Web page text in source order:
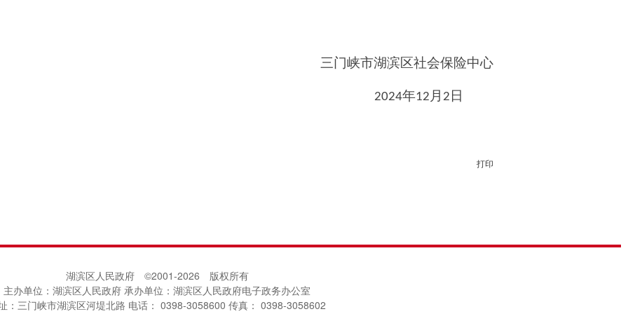
三门峡市湖滨区社会保险中心
2024年12 月 2 日
打印
湖滨区人民政府 ©2001-2026 版权所有
主办单位：湖滨区人民政府 承办单位：湖滨区人民政府电子政务办公室
：三门峡市湖滨区河堤北路 电话： 0398-3058600 传真： 0398-3058602